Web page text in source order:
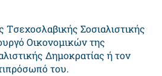
Tσεχοσλαβικής Σοσιαλιστικής
Oικονομικών της
Δημοκρατίας ή τον
του.